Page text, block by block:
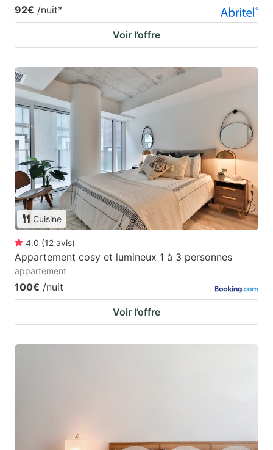
92€ /nuit*
Voir l’offre
Cuisine
4.0 (12 avis)
Appartement cosy et lumineux 1 à 3 personnes
appartement
100€ /nuit
Voir l’offre